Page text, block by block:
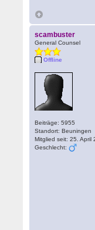
scambuster
General Counsel
Offline
Beiträge: 5955
Standort: Beuningen
Mitglied seit: 25. April
Geschlecht: